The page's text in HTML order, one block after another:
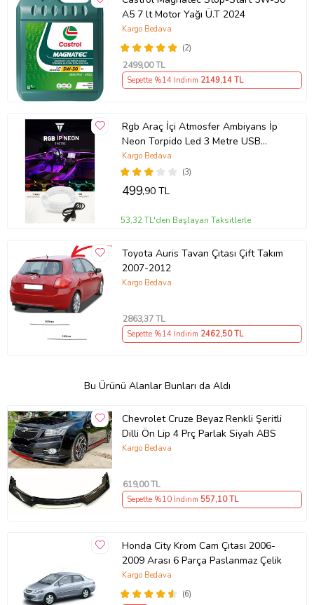
A5 7 lt Motor Yağı Ü.T 2024
(2)
Kargo Bedava
2499,00 TL
Sepette %14 İndirim 2149,14 TL
Rgb Araç İçi Atmosfer Ambiyans İp
Neon Torpido Led 3 Metre USB
Girişli
(3)
Kargo Bedava
499,90 TL
53,32 TL'den Başlayan Taksitlerle
Toyota Auris Tavan Çıtası Çift Takım
2007-2012
Kargo Bedava
2863,37 TL
Sepette %14 İndirim 2462,50 TL
Bu Ürünü Alanlar Bunları da Aldı
Chevrolet Cruze Beyaz Renkli Şeritli
Dilli Ön Lip 4 Prç Parlak Siyah ABS
Kargo Bedava
619,00 TL
Sepette %10 İndirim 557,10 TL
Honda City Krom Cam Çıtası 2006-
2009 Arası 6 Parça Paslanmaz Çelik
(6)
Kargo Bedava